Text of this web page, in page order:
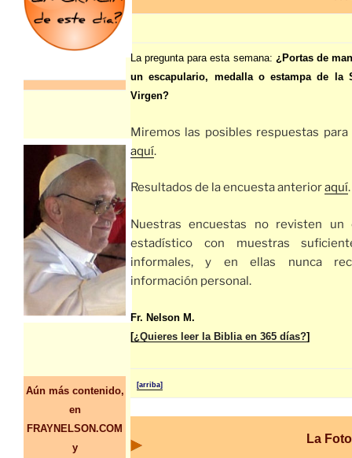
Aún más contenido,
en
FRAYNELSON.COM
y
La pregunta para esta semana: ¿Portas de
un escapulario, medalla o estampa de la
Virgen?
Miremos las posibles respuestas para
aquí.
Resultados de la encuesta anterioraquí.
Nuestras encuestas no revisten un
estadístico con muestras
informales, y en ellas nunca
información personal.
Fr. Nelson M.
[¿Quieres leer la Biblia en 365 días?]
[arriba]
La